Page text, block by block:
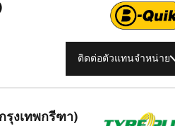
ติดต่อตัวแทนจำหน่าย
รุงเทพกรีฑา)